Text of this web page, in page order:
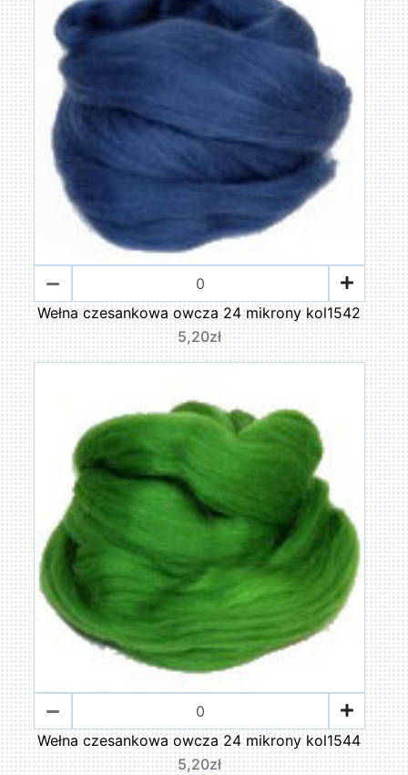
Wełna czesankowa owcza 24 mikrony kol1542
5,20zł
Wełna czesankowa owcza 24 mikrony kol1544
5,20zł